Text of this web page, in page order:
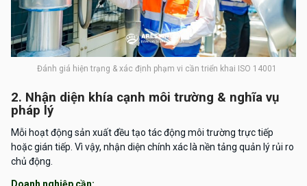
Đánh giá hiện trạng & xác định phạm vi cần triển khai ISO 14001
2. Nhận diện khía cạnh môi trường & nghĩa vụ
pháp lý
Mỗi hoạt động sản xuất đều tạo tác động môi trường trực tiếp
hoặc gián tiếp. Vì vậy, nhận diện chính xác là nền tảng quản lý rủi ro
chủ động.